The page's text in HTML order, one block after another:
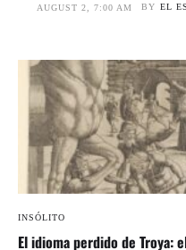
AUGUST 2, 7:00 AM BY EL
INSÓLITO
El idioma perdido de Troya: